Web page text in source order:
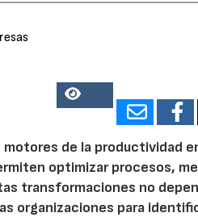
14481
de la productividad
optimizar procesos,
transformaciones no
organizaciones para